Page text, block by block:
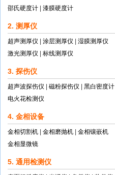
邵氏硬度计
漆膜硬度计
2. 测厚仪
超声测厚仪 涂层测厚仪
湿膜测厚仪
激光测厚仪
标线测厚仪
3. 探伤仪
超声波探伤仪 磁粉探伤仪
黑白密度计
电火花检测仪
4. 金相设备
金相切割机 金相磨抛机
金相镶嵌机
金相显微镜
5. 通用检测仪